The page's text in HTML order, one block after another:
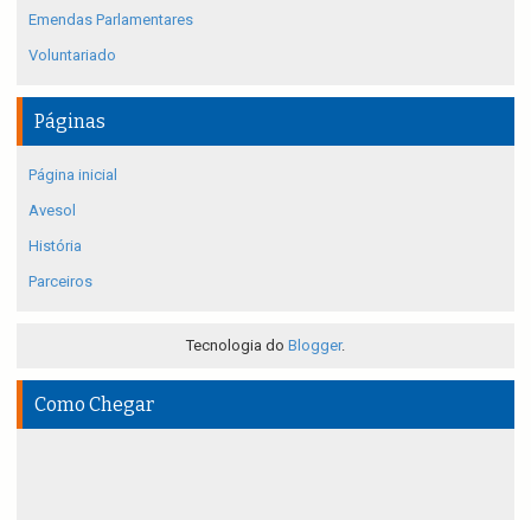
Emendas Parlamentares
Voluntariado
Páginas
Página inicial
Avesol
História
Parceiros
Tecnologia do Blogger.
Como Chegar